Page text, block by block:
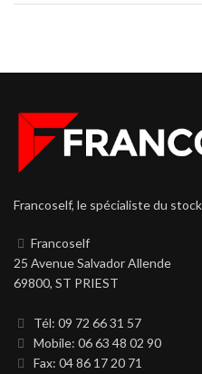
Francoself, le spécialiste du
Francoself
25 Avenue Salvador Allende
69800, ST PRIEST
Tél: 09 72 66 31 57
Mobile: 06 63 48 02 90
Fax: 04 86 17 20 71